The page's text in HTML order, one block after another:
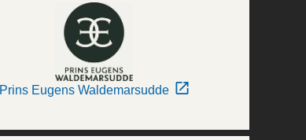
Prins Eugens Waldemarsudde